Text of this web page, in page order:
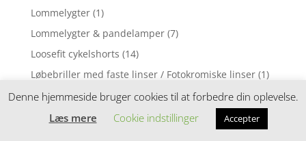
Lommelygter (1)
Lommelygter & pandelamper (7)
Loosefit cykelshorts (14)
Løbebriller med faste linser / Fotokromiske linser (1)
Løbebriller med styrke (2)
Løbecykel (31)
Denne hjemmeside bruger cookies til at forbedre din oplevelse.
Læs mere
Cookie indstillinger Accepter